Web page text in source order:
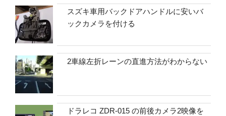
スズキ車用バックドアハンドルに安いバ
ックカメラを付ける
2車線左折レーンの直進方法がわからない
ドラレコ ZDR-015 の前後カメラ2映像を